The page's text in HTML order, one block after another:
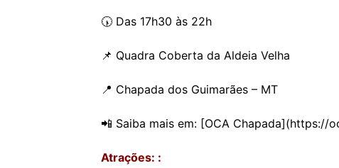
🕠 Das 17h30 às 22h
📌 Quadra Coberta da Aldeia Velha
📍 Chapada dos Guimarães – MT
📲 Saiba mais em: [OCA Chapada](https://
Atrações: :